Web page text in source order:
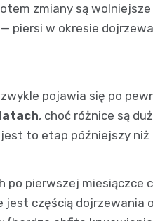
zmiany są
piersi w okresie
pojawia się po
, choć różnice są
to etap późniejszy niż
po pierwszej miesiączce
jest częścią dojrzewania